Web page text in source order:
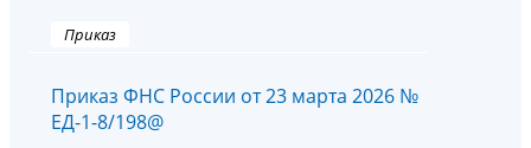
Приказ
Приказ ФНС России от 23 марта 2026 №
ЕД-1-8/198@